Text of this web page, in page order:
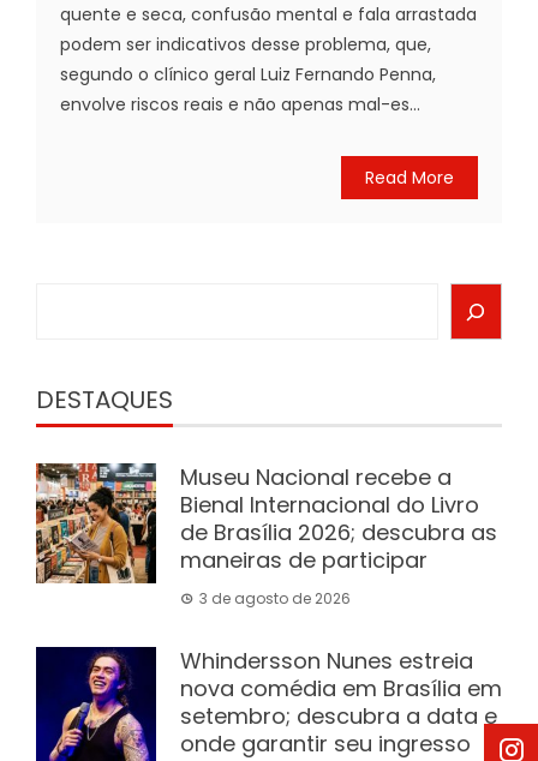
quente e seca, confusão mental e fala arrastada
podem ser indicativos desse problema, que,
segundo o clínico geral Luiz Fernando Penna,
envolve riscos reais e não apenas mal-es...
Read More
DESTAQUES
Museu Nacional recebe a
Bienal Internacional do Livro
de Brasília 2026; descubra as
maneiras de participar
3 de agosto de 2026
Whindersson Nunes estreia
nova comédia em Brasília em
setembro; descubra a data e
onde garantir seu ingresso